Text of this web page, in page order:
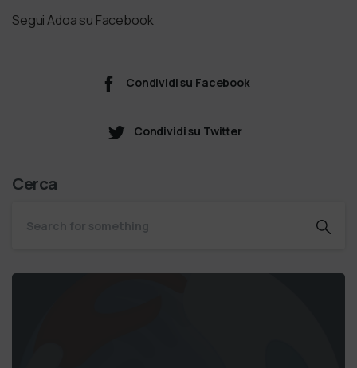
Segui Adoa su Facebook
Condividi su Facebook
Condividi su Twitter
Cerca